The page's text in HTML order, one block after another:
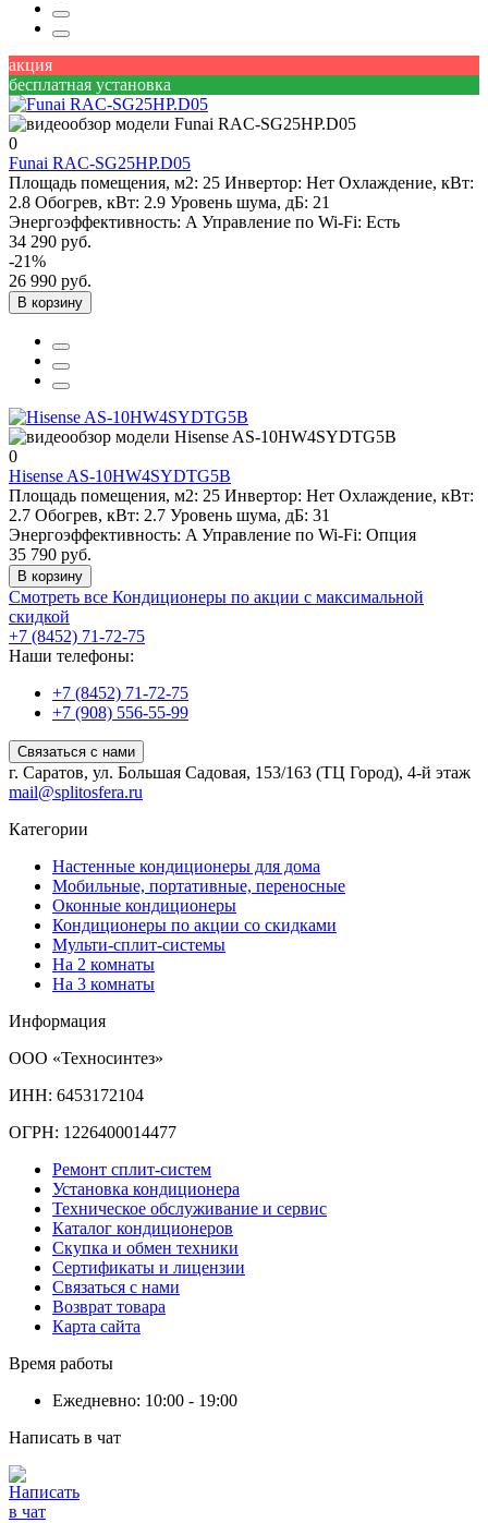
акция
бесплатная установка
0
Funai RAC-SG25HP.D05
Площадь помещения, м2: 25 Инвертор: Нет Охлаждение, кВт:
2.8 Обогрев, кВт: 2.9 Уровень шума, дБ: 21
Энергоэффективность: A Управление по Wi-Fi: Есть
34 290 руб.
-21%
26 990 руб.
В корзину
0
Hisense AS-10HW4SYDTG5B
Площадь помещения, м2: 25 Инвертор: Нет Охлаждение, кВт:
2.7 Обогрев, кВт: 2.7 Уровень шума, дБ: 31
Энергоэффективность: A Управление по Wi-Fi: Опция
35 790 руб.
В корзину
Смотреть все Кондиционеры по акции с максимальной
скидкой
+7 (8452) 71-72-75
Наши телефоны:
+7 (8452) 71-72-75
+7 (908) 556-55-99
Связаться с нами
г. Саратов, ул. Большая Садовая, 153/163 (ТЦ Город), 4-й этаж
mail@splitosfera.ru
Категории
Настенные кондиционеры для дома
Мобильные, портативные, переносные
Оконные кондиционеры
Кондиционеры по акции со скидками
Мульти-сплит-системы
На 2 комнаты
На 3 комнаты
Информация
ООО «Техносинтез»
ИНН: 6453172104
ОГРН: 1226400014477
Ремонт сплит-систем
Установка кондиционера
Техническое обслуживание и сервис
Каталог кондиционеров
Скупка и обмен техники
Сертификаты и лицензии
Связаться с нами
Возврат товара
Карта сайта
Время работы
Ежедневно: 10:00 - 19:00
Написать в чат